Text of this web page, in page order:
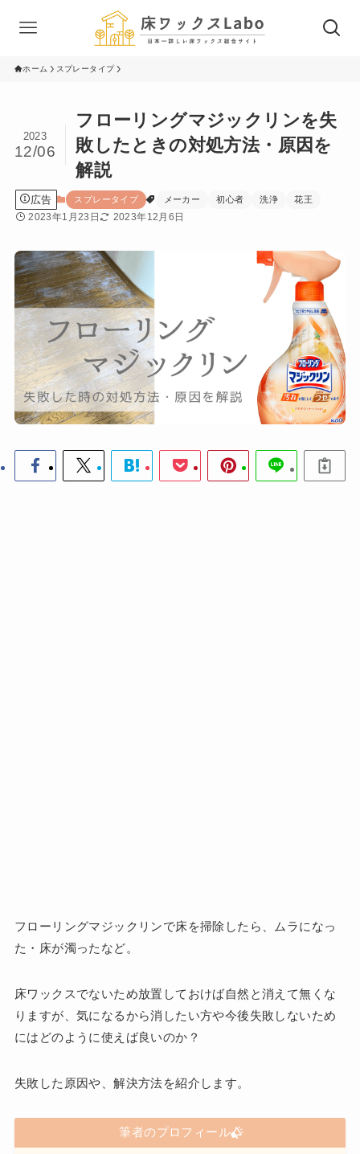
ホーム スプレータイプ
フローリングマジックリンを失
敗したときの対処方法・原因を
解説
2023
12/06
広告 スプレータイプ メーカー 初心者 洗浄 花王
2023年1月23日 2023年12月6日
フローリングマジックリンで床を掃除したら、ムラになっ
た・床が濁ったなど。
床ワックスでないため放置しておけば自然と消えて無くな
りますが、気になるから消したい方や今後失敗しないため
にはどのように使えば良いのか？
失敗した原因や、解決方法を紹介します。
筆者のプロフィール